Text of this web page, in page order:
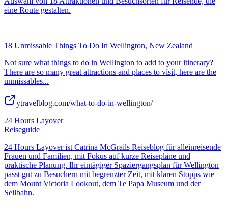
eine Route gestalten.
18 Unmissable Things To Do In Wellington, New Zealand
Not sure what things to do in Wellington to add to your itinerary?
There are so many great attractions and places to visit, here are the
unmissables...
ytravelblog.com/what-to-do-in-wellington/
24 Hours Layover
Reiseguide
24 Hours Layover ist Catrina McGrails Reiseblog für alleinreisende
Frauen und Familien, mit Fokus auf kurze Reisepläne und
praktische Planung. Ihr eintägiger Spaziergangsplan für Wellington
passt gut zu Besuchern mit begrenzter Zeit, mit klaren Stopps wie
dem Mount Victoria Lookout, dem Te Papa Museum und der
Seilbahn.